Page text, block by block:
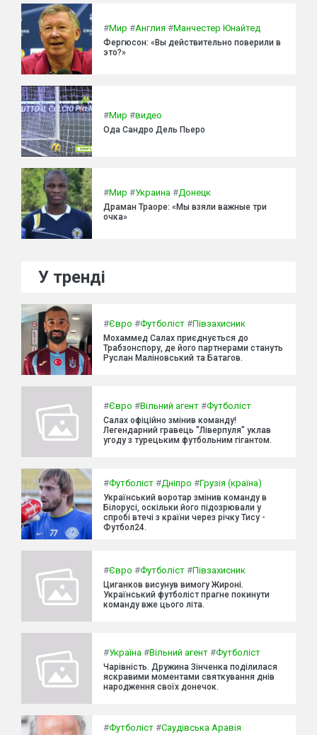
#Мир #Англия #Манчестер Юнайтед
Фергюсон: «Вы действительно поверили в
это?»
#Мир #видео
Ода Сандро Дель Пьеро
#Мир #Украина #Донецк
Драман Траоре: «Мы взяли важные три
очка»
У тренді
#Євро #Футболіст #Півзахисник
Мохаммед Салах приєднується до
Трабзонспору, де його партнерами стануть
Руслан Маліновський та Батагов.
#Євро #Вільний агент #Футболіст
Салах офіційно змінив команду!
Легендарний гравець "Ліверпуля" уклав
угоду з турецьким футбольним гігантом.
#Футболіст #Дніпро #Грузія (країна)
Український воротар змінив команду в
Білорусі, оскільки його підозрювали у
спробі втечі з країни через річку Тису -
Футбол24.
#Євро #Футболіст #Півзахисник
Циганков висунув вимогу Жироні.
Український футболіст прагне покинути
команду вже цього літа.
#Україна #Вільний агент #Футболіст
Чарівність. Дружина Зінченка поділилася
яскравими моментами святкування днів
народження своїх донечок.
#Футболіст #Саудівська Аравія